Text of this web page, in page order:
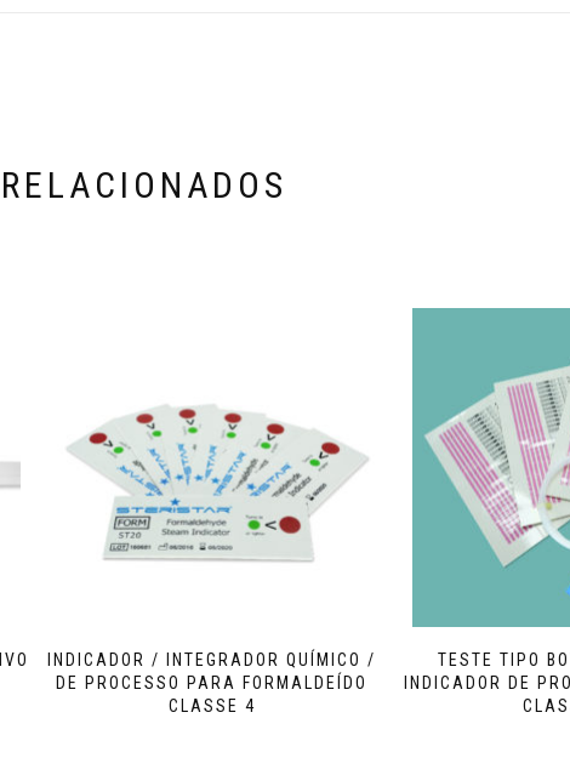
INDICADOR / INTEGRADOR QUÍMICO /
DE PROCESSO PARA FORMALDEÍDO
CLASSE 4
TESTE TIPO
INDICADOR DE